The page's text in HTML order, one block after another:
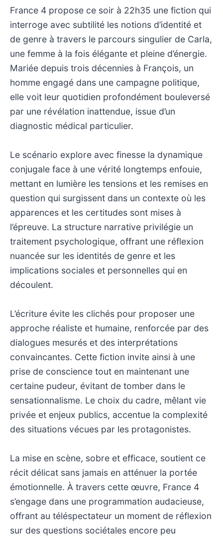
France 4 propose ce soir à 22h35 une fiction qui
interroge avec subtilité les notions d’identité et
de genre à travers le parcours singulier de Carla,
une femme à la fois élégante et pleine d’énergie.
Mariée depuis trois décennies à François, un
homme engagé dans une campagne politique,
elle voit leur quotidien profondément bouleversé
par une révélation inattendue, issue d’un
diagnostic médical particulier.
Le scénario explore avec finesse la dynamique
conjugale face à une vérité longtemps enfouie,
mettant en lumière les tensions et les remises en
question qui surgissent dans un contexte où les
apparences et les certitudes sont mises à
l’épreuve. La structure narrative privilégie un
traitement psychologique, offrant une réflexion
nuancée sur les identités de genre et les
implications sociales et personnelles qui en
découlent.
L’écriture évite les clichés pour proposer une
approche réaliste et humaine, renforcée par des
dialogues mesurés et des interprétations
convaincantes. Cette fiction invite ainsi à une
prise de conscience tout en maintenant une
certaine pudeur, évitant de tomber dans le
sensationnalisme. Le choix du cadre, mêlant vie
privée et enjeux publics, accentue la complexité
des situations vécues par les protagonistes.
La mise en scène, sobre et efficace, soutient ce
récit délicat sans jamais en atténuer la portée
émotionnelle. À travers cette œuvre, France 4
s’engage dans une programmation audacieuse,
offrant au téléspectateur un moment de réflexion
sur des questions sociétales encore peu